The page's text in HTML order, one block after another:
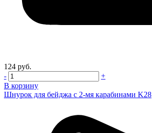
124 руб.
-
+
В корзину
Шнурок для бейджа с 2-мя карабинами K28